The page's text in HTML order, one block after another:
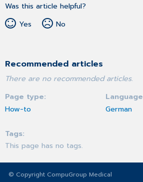
Was this article helpful?
Yes
No
Recommended articles
There are no recommended articles.
Page type
How-to
Language
German
Tags
This page has no tags.
© Copyright CompuGroup Medical